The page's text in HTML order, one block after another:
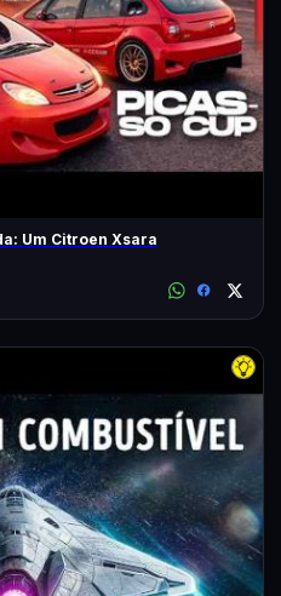
Um Citroen Xsara